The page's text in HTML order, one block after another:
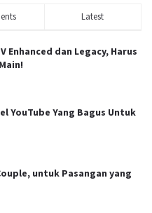
Latest
Enhanced dan Legacy, Harus
YouTube Yang Bagus Untuk
untuk Pasangan yang